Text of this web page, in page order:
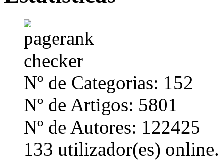
Nº de Categorias: 152
Nº de Artigos: 5801
Nº de Autores: 122425
133 utilizador(es) online.